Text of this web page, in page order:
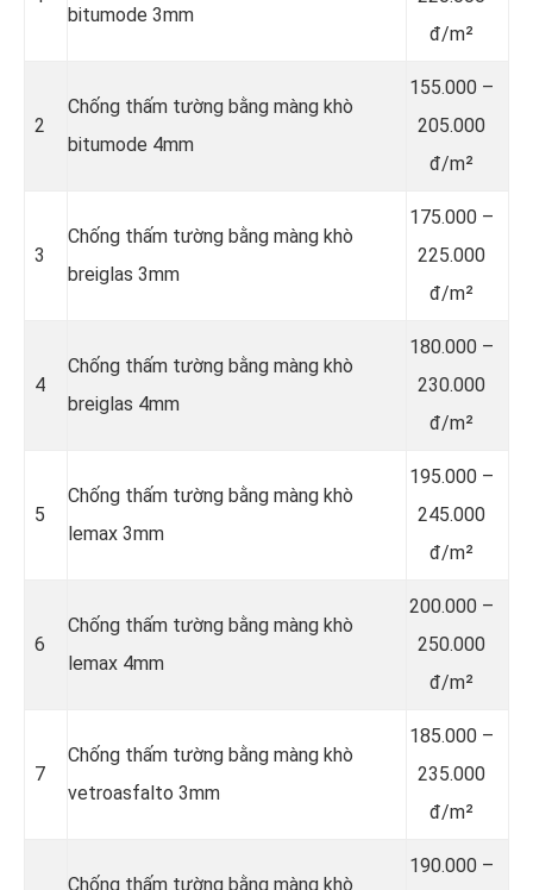
bitumode 3mm
đ/m²
2
Chống thấm tường bằng màng khò
bitumode 4mm
155.000 –
205.000
đ/m²
3
Chống thấm tường bằng màng khò
breiglas 3mm
175.000 –
225.000
đ/m²
4
Chống thấm tường bằng màng khò
breiglas 4mm
180.000 –
230.000
đ/m²
5
Chống thấm tường bằng màng khò
lemax 3mm
195.000 –
245.000
đ/m²
6
Chống thấm tường bằng màng khò
lemax 4mm
200.000 –
250.000
đ/m²
7
Chống thấm tường bằng màng khò
vetroasfalto 3mm
185.000 –
235.000
đ/m²
Chống thấm tường bằng màng khò
190.000 –